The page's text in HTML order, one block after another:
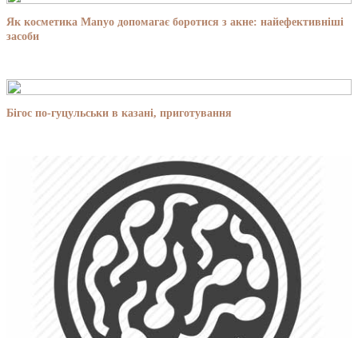
Як косметика Manyo допомагає боротися з акне: найефективніші
засоби
Бігос по-гуцульськи в казані, приготування